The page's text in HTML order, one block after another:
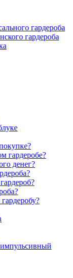
гардероба
гардероба
гардеробе?
денег?